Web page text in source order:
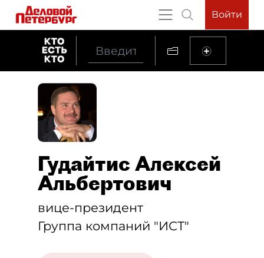
Войти
Гудайтис Алексей
Альбертович
вице-президент
Группа компаний "ИСТ"